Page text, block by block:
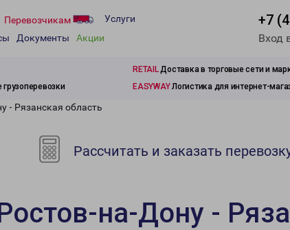
Перевозчикам
Услуги
Документы Акции
+7
Вход
RETAILДоставка в торговые сети и
EASYWAYЛогистика для интернет-
- Рязанская область
Рассчитать и заказать
на-Дону -